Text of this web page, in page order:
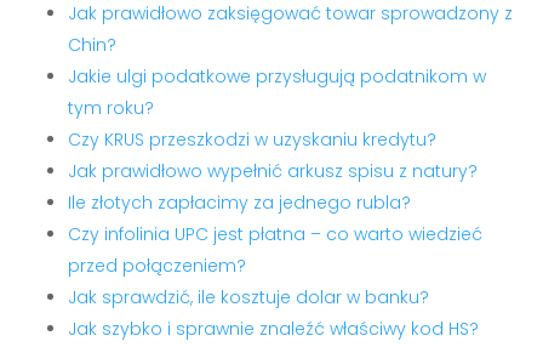
Jak prawidłowo zaksięgować towar sprowadzony z
Chin?
Jakie ulgi podatkowe przysługują podatnikom w
tym roku?
Czy KRUS przeszkodzi w uzyskaniu kredytu?
Jak prawidłowo wypełnić arkusz spisu z natury?
Ile złotych zapłacimy za jednego rubla?
Czy infolinia UPC jest płatna – co warto wiedzieć
przed połączeniem?
Jak sprawdzić, ile kosztuje dolar w banku?
Jak szybko i sprawnie znaleźć właściwy kod HS?